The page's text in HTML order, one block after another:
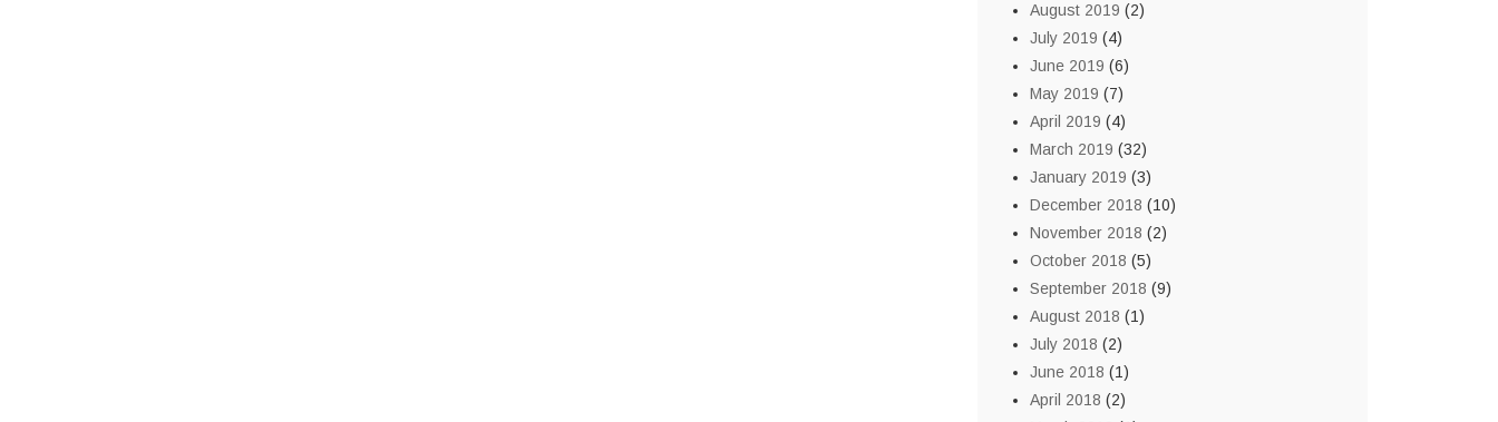
August 2019 (2)
July 2019 (4)
June 2019 (6)
May 2019 (7)
April 2019 (4)
March 2019 (32)
January 2019 (3)
December 2018 (10)
November 2018 (2)
October 2018 (5)
September 2018 (9)
August 2018 (1)
July 2018 (2)
June 2018 (1)
April 2018 (2)